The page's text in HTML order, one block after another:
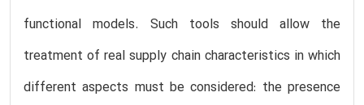
functional models. Such tools should allow the
treatment of real supply chain characteristics in which
different aspects must be considered: the presence